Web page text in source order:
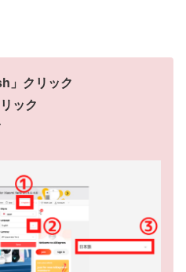
」クリック
ック